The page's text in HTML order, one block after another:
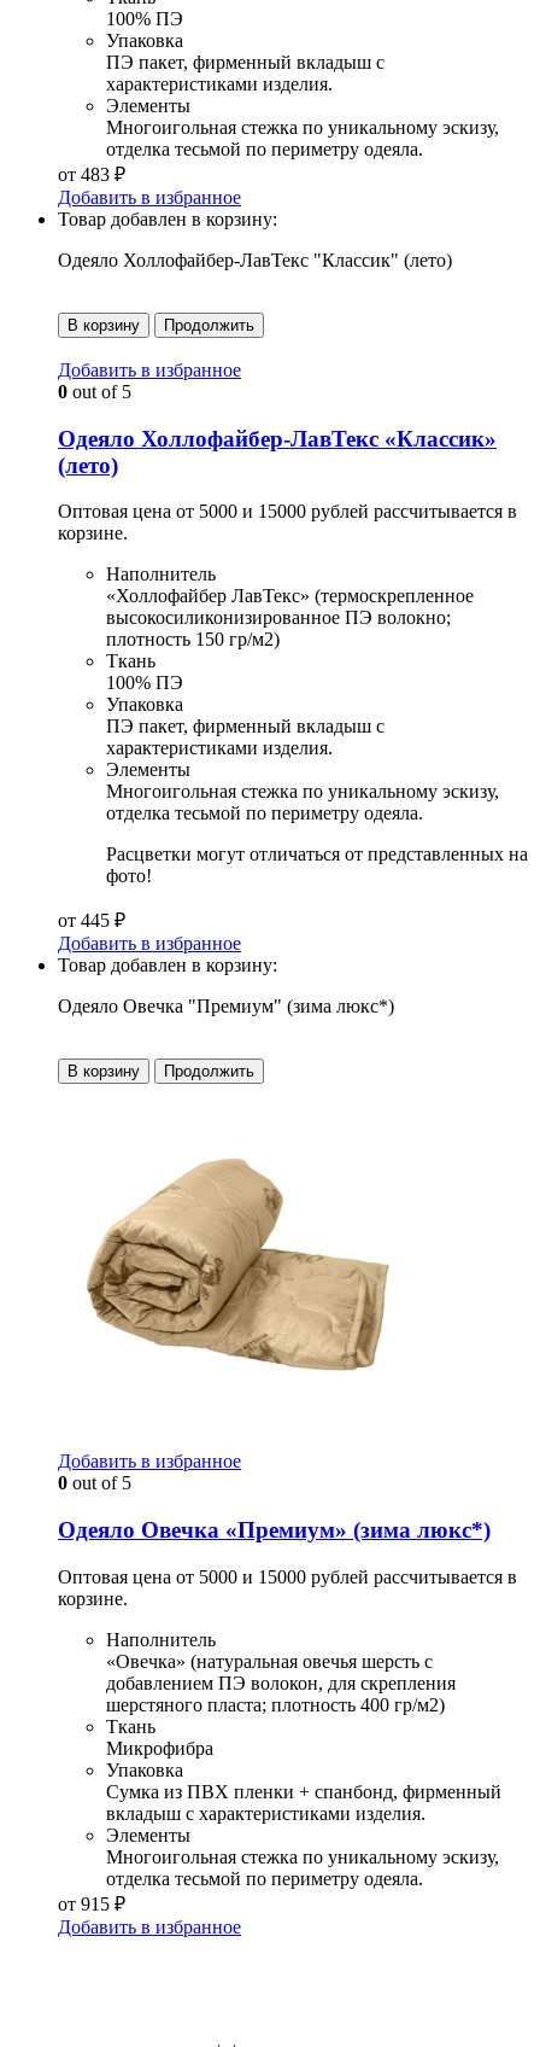
100% ПЭ
Упаковка
ПЭ пакет, фирменный вкладыш с
характеристиками изделия.
Элементы
Многоигольная стежка по уникальному эскизу,
отделка тесьмой по периметру одеяла.
от 483 ₽
Добавить в избранное
Товар добавлен в корзину:
Одеяло Холлофайбер-ЛавТекс "Классик" (лето)
В корзину Продолжить
Добавить в избранное
0 out of 5
Одеяло Холлофайбер-ЛавТекс «Классик»
(лето)
Оптовая цена от 5000 и 15000 рублей рассчитывается в
корзине.
Наполнитель
«Холлофайбер ЛавТекс» (термоскрепленное
высокосиликонизированное ПЭ волокно;
плотность 150 гр/м2)
Ткань
100% ПЭ
Упаковка
ПЭ пакет, фирменный вкладыш с
характеристиками изделия.
Элементы
Многоигольная стежка по уникальному эскизу,
отделка тесьмой по периметру одеяла.
Расцветки могут отличаться от представленных на
фото!
от 445 ₽
Добавить в избранное
Товар добавлен в корзину:
Одеяло Овечка "Премиум" (зима люкс*)
В корзину Продолжить
Добавить в избранное
0 out of 5
Одеяло Овечка «Премиум» (зима люкс*)
Оптовая цена от 5000 и 15000 рублей рассчитывается в
корзине.
Наполнитель
«Овечка» (натуральная овечья шерсть с
добавлением ПЭ волокон, для скрепления
шерстяного пласта; плотность 400 гр/м2)
Ткань
Микрофибра
Упаковка
Сумка из ПВХ пленки + спанбонд, фирменный
вкладыш с характеристиками изделия.
Элементы
Многоигольная стежка по уникальному эскизу,
отделка тесьмой по периметру одеяла.
от 915 ₽
Добавить в избранное